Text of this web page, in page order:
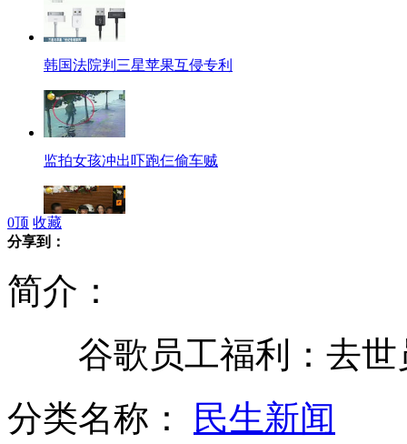
韩国法院判三星苹果互侵专利
监拍女孩冲出吓跑仨偷车贼
俄新型主战坦克计划2015年服役
0顶 收藏
分享到：
简介：
谷歌员工福利：去世
分类名称：
民生新闻